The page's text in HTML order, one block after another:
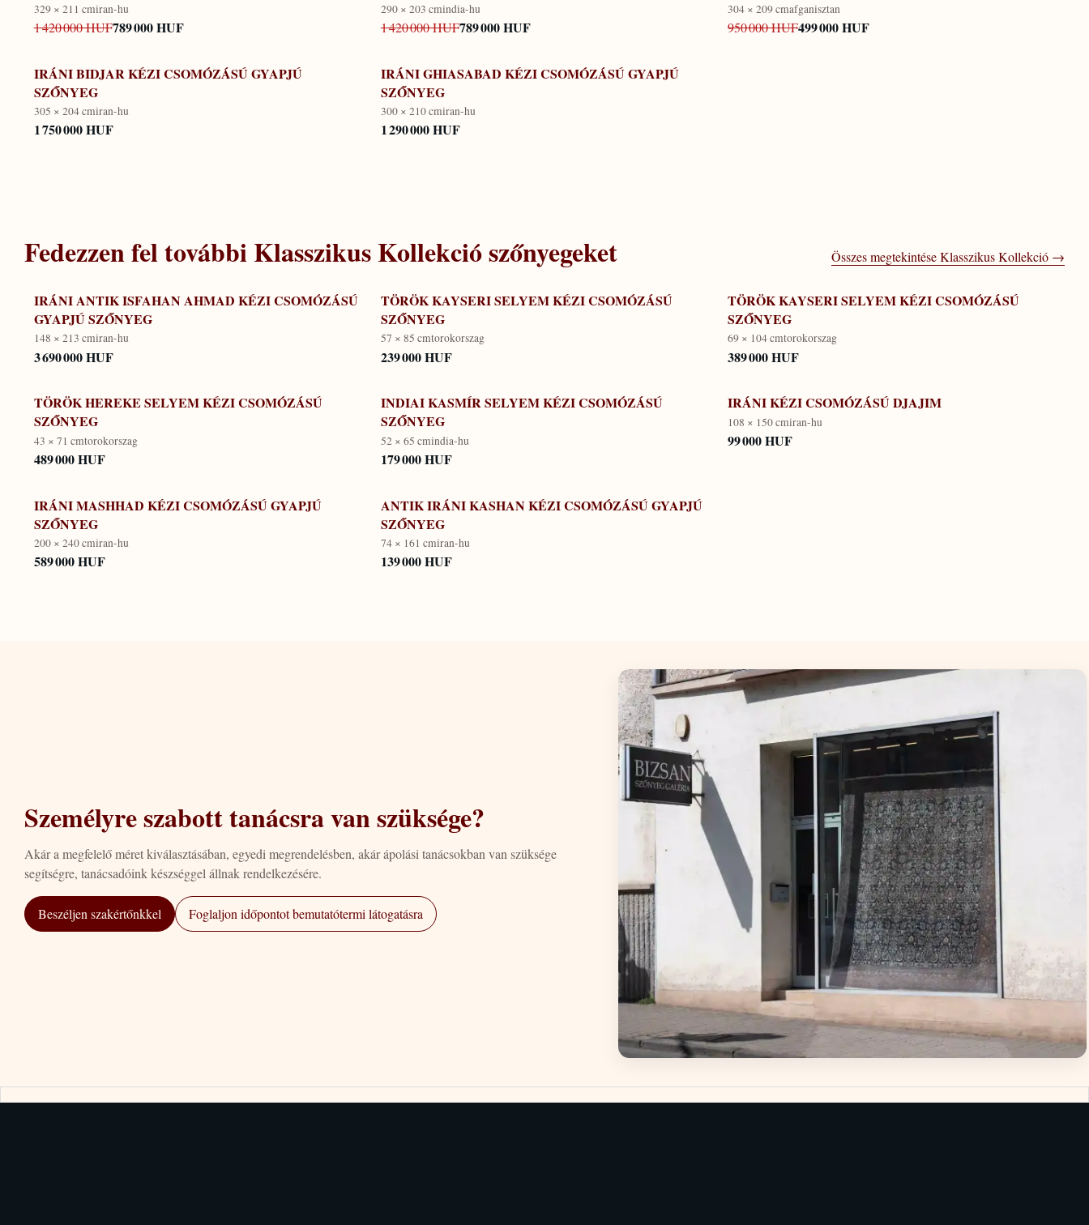
329 × 211 cmiran-hu
1 420 000 HUF789 000 HUF
290 × 203 cmindia-hu
1 420 000 HUF789 000 HUF
304 × 209 cmafganisztan
950 000 HUF499 000 HUF
IRÁNI BIDJAR KÉZI CSOMÓZÁSÚ GYAPJÚ
SZŐNYEG
305 × 204 cmiran-hu
1 750 000 HUF
IRÁNI GHIASABAD KÉZI CSOMÓZÁSÚ GYAPJÚ
SZŐNYEG
300 × 210 cmiran-hu
1 290 000 HUF
Fedezzen fel további Klasszikus Kollekciószőnyegeket Összes megtekintése Klasszikus Kollekció →
IRÁNI ANTIK ISFAHAN AHMAD KÉZI CSOMÓZÁSÚ
GYAPJÚ SZŐNYEG
148 × 213 cmiran-hu
3 690 000 HUF
TÖRÖK KAYSERI SELYEM KÉZI CSOMÓZÁSÚ
SZŐNYEG
57 × 85 cmtorokorszag
239 000 HUF
TÖRÖK KAYSERI SELYEM KÉZI CSOMÓZÁSÚ
SZŐNYEG
69 × 104 cmtorokorszag
389 000 HUF
TÖRÖK HEREKE SELYEM KÉZI CSOMÓZÁSÚ
SZŐNYEG
43 × 71 cmtorokorszag
489 000 HUF
INDIAI KASMÍR SELYEM KÉZI CSOMÓZÁSÚ
SZŐNYEG
52 × 65 cmindia-hu
179 000 HUF
IRÁNI KÉZI CSOMÓZÁSÚ DJAJIM
108 × 150 cmiran-hu
99 000 HUF
IRÁNI MASHHAD KÉZI CSOMÓZÁSÚ GYAPJÚ
SZŐNYEG
200 × 240 cmiran-hu
589 000 HUF
ANTIK IRÁNI KASHAN KÉZI CSOMÓZÁSÚ GYAPJÚ
SZŐNYEG
74 × 161 cmiran-hu
139 000 HUF
Személyre szabott tanácsra van szüksége?
Akár a megfelelő méret kiválasztásában, egyedi megrendelésben, akár ápolási tanácsokban van szüksége
segítségre, tanácsadóink készséggel állnak rendelkezésére.
Beszéljen szakértőnkkel Foglaljon időpontot bemutatótermi látogatásra